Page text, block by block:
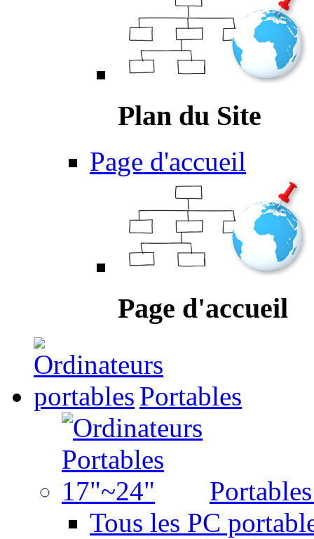
Plan du Site
Page d'accueil
Page d'accueil
Portables
Tous les PC